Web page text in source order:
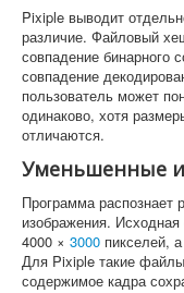
Pixiple выводит
различие. Файловый
совпадение
совпадение
пользователь может
одинаково, хотя
отличаются.
Уменьшенные
Программа распознает
изображения.
4000 × 3000 пикселей,
Для Pixiple такие
содержимое кадра